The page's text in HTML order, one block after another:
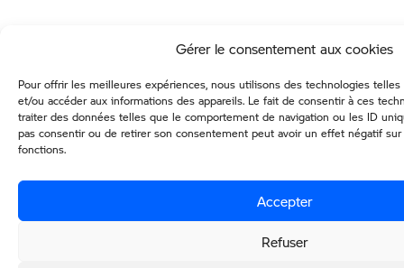
Gérer le consentement aux cookies
Pour offrir les meilleures expériences, nous utilisons des technologies
et/ou accéder aux informations des appareils. Le fait de consentir à ces
traiter des données telles que le comportement de navigation ou les ID
pas consentir ou de retirer son consentement peut avoir un effet négatif
fonctions.
Accepter
Refuser